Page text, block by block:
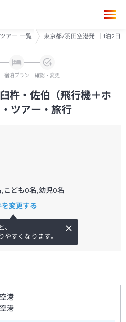
アー 一覧 東京都/羽田空港発 ｜1泊2日
宿泊プラン 確認・変更
杵・佐伯（飛行機＋ホ
ツアー・旅行
こども0名,幼児0名
変更する
、
やすくなります。
港
港